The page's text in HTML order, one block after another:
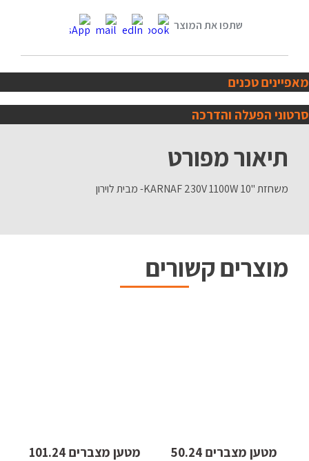
מאפיינים טכנים
סרטוני הפעלה והדרכה
תיאור מפורט
משחזת "10 KARNAF 230V 1100W- מבית לוירון
מוצרים קשורים
מטען מצברים 50.24
מטען מצברים 101.24